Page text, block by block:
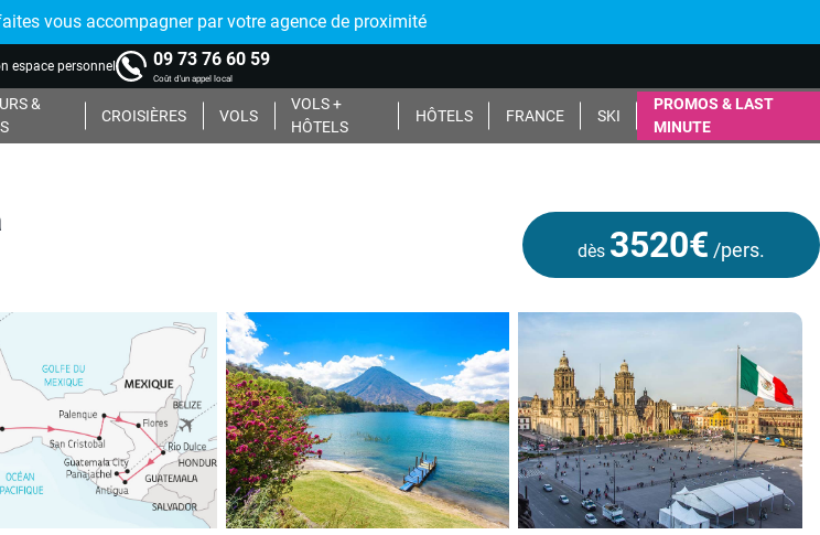
vous accompagner par votre agence de proximité
espace personnel 09 73 76 60 59
Coût d'un appel local
&
CROISIÈRES VOLS
VOLS +
HÔTELS
HÔTELS FRANCE SKI
PROMOS & LAST
MINUTE
dès 3520€ /pers.